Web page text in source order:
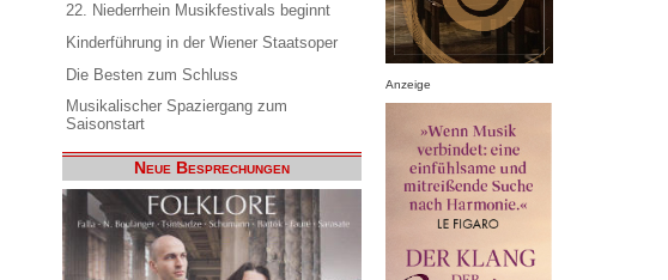
22. Niederrhein Musikfestivals beginnt
Kinderführung in der Wiener Staatsoper
Die Besten zum Schluss
Musikalischer Spaziergang zum
Saisonstart
Neue Besprechungen
Anzeige